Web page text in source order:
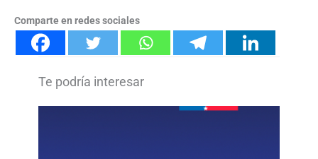
Comparte en redes sociales